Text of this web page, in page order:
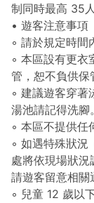
制同時最高 35人
• 遊客注意事項
◦ 請於規定時間
◦ 本區設有更衣
管，恕不負供保
◦ 建議遊客穿著
湯池請記得洗腳。
◦ 本區不提供任
◦ 如遇特殊狀況
處將依現場狀況
請遊客留意相關
◦ 兒童 12 歲以